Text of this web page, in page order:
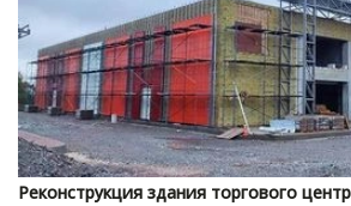
Реконструкция здания торгового